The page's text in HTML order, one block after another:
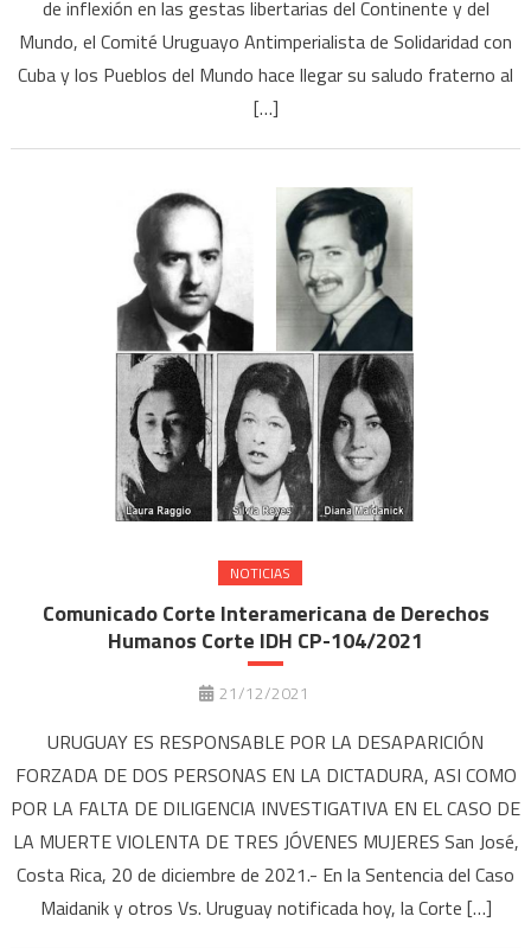
de inflexión en las gestas libertarias del Continente y del
Mundo, el Comité Uruguayo Antimperialista de Solidaridad con
Cuba y los Pueblos del Mundo hace llegar su saludo fraterno al
[…]
NOTICIAS
Comunicado Corte Interamericana de Derechos
Humanos Corte IDH CP-104/2021
21/12/2021
URUGUAY ES RESPONSABLE POR LA DESAPARICIÓN
FORZADA DE DOS PERSONAS EN LA DICTADURA, ASI COMO
POR LA FALTA DE DILIGENCIA INVESTIGATIVA EN EL CASO DE
LA MUERTE VIOLENTA DE TRES JÓVENES MUJERES San José,
Costa Rica, 20 de diciembre de 2021.- En la Sentencia del Caso
Maidanik y otros Vs. Uruguay notificada hoy, la Corte […]